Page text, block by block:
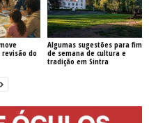
do
Algumas sugestões para fim
de semana de cultura e
tradição em Sintra